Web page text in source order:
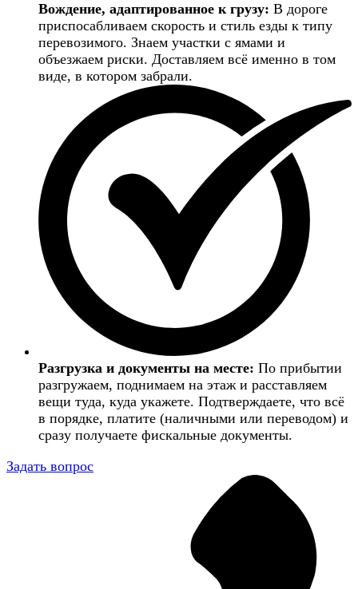
Вождение, адаптированное к грузу: В дороге
приспосабливаем скорость и стиль езды к типу
перевозимого. Знаем участки с ямами и
объезжаем риски. Доставляем всё именно в том
виде, в котором забрали.
Разгрузка и документы на месте: По прибытии
разгружаем, поднимаем на этаж и расставляем
вещи туда, куда укажете. Подтверждаете, что всё
в порядке, платите (наличными или переводом) и
сразу получаете фискальные документы.
Задать вопрос